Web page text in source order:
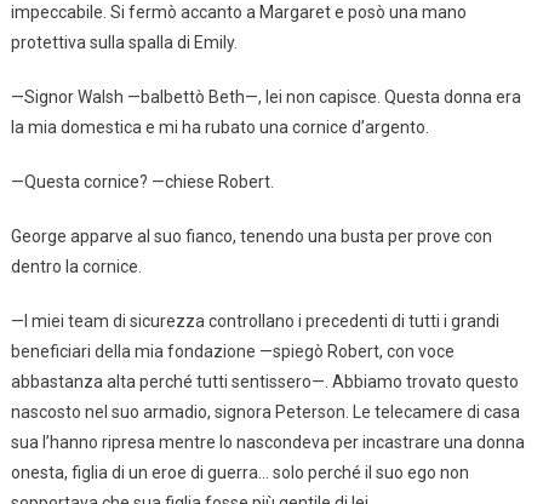
impeccabile. Si fermò accanto a Margaret e posò una mano
protettiva sulla spalla di Emily.
—Signor Walsh —balbettò Beth—, lei non capisce. Questa donna era
la mia domestica e mi ha rubato una cornice d’argento.
—Questa cornice? —chiese Robert.
George apparve al suo fianco, tenendo una busta per prove con
dentro la cornice.
—I miei team di sicurezza controllano i precedenti di tutti i grandi
beneficiari della mia fondazione —spiegò Robert, con voce
abbastanza alta perché tutti sentissero—. Abbiamo trovato questo
nascosto nel suo armadio, signora Peterson. Le telecamere di casa
sua l’hanno ripresa mentre lo nascondeva per incastrare una donna
onesta, figlia di un eroe di guerra… solo perché il suo ego non